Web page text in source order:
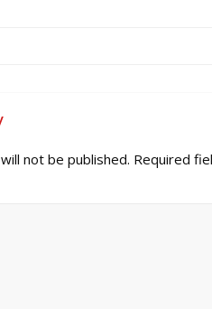
not be published. Required